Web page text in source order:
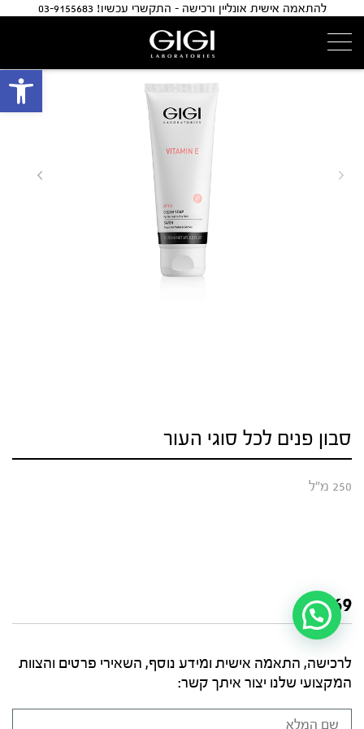
להתאמה אישית אונליין ורכישה - התקשרי עכשיו! 03-9155683
סבון פנים לכל סוגי העור
250 מ"ל
₪169
לרכישה, התאמה אישית ומידע נוסף, השאירי פרטים והצוות
המקצועי שלנו יצור איתך קשר: